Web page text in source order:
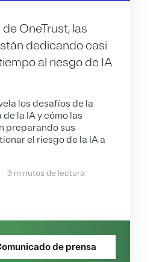
OneTrust, las
dedicando casi
al riesgo de IA
los desafíos de la
la IA y cómo las
preparando sus
el riesgo de la IA a
3 minutos de lectura
de prensa